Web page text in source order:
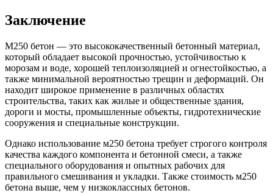
Заключение
М250 бетон — это высококачественный бетонный материал,
который обладает высокой прочностью, устойчивостью к
морозам и воде, хорошей теплоизоляцией и огнестойкостью, а
также минимальной вероятностью трещин и деформаций. Он
находит широкое применение в различных областях
строительства, таких как жилые и общественные здания,
дороги и мосты, промышленные объекты, гидротехнические
сооружения и специальные конструкции.
Однако использование м250 бетона требует строгого контроля
качества каждого компонента и бетонной смеси, а также
специального оборудования и опытных рабочих для
правильного смешивания и укладки. Также стоимость м250
бетона выше, чем у низкоклассных бетонов.